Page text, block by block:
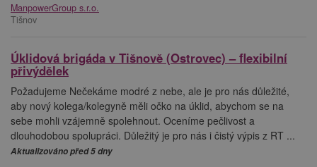
ManpowerGroup s.r.o.
Tišnov
Úklidová brigáda v Tišnově (Ostrovec) – flexibilní
přivýdělek
Požadujeme Nečekáme modré z nebe, ale je pro nás důležité,
aby nový kolega/kolegyně měli očko na úklid, abychom se na
sebe mohli vzájemně spolehnout. Oceníme pečlivost a
dlouhodobou spolupráci. Důležitý je pro nás i čistý výpis z RT ...
Aktualizováno před 5 dny